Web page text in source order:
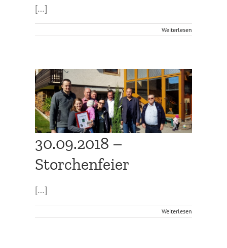
[…]
Weiterlesen
30.09.2018 –
Storchenfeier
[…]
Weiterlesen